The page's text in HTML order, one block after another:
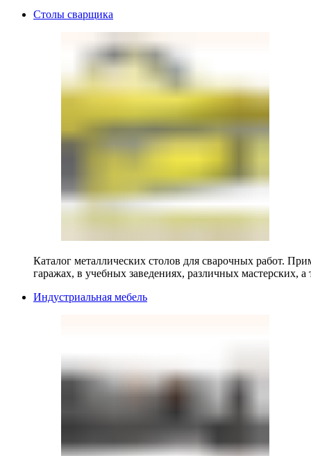
Столы сварщика
Каталог металлических столов для сварочных работ.
гаражах, в учебных заведениях, различных мастерских, а
Индустриальная мебель